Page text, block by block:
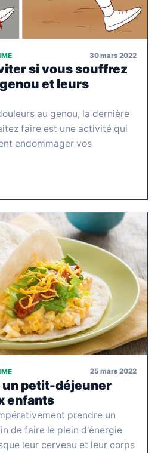
30 mars 2022
si vous souffrez
et leurs
au genou, la dernière
faire est une activité qui
endommager vos
25 mars 2022
petit-déjeuner
enfants
prendre un
de faire le plein d'énergie
leur cerveau et leur corps